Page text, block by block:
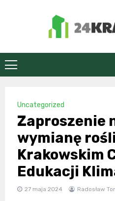
Uncategorized
Zaproszenie
wymianę
Krakowskim
Edukacji
27 maja 2024 Radosław